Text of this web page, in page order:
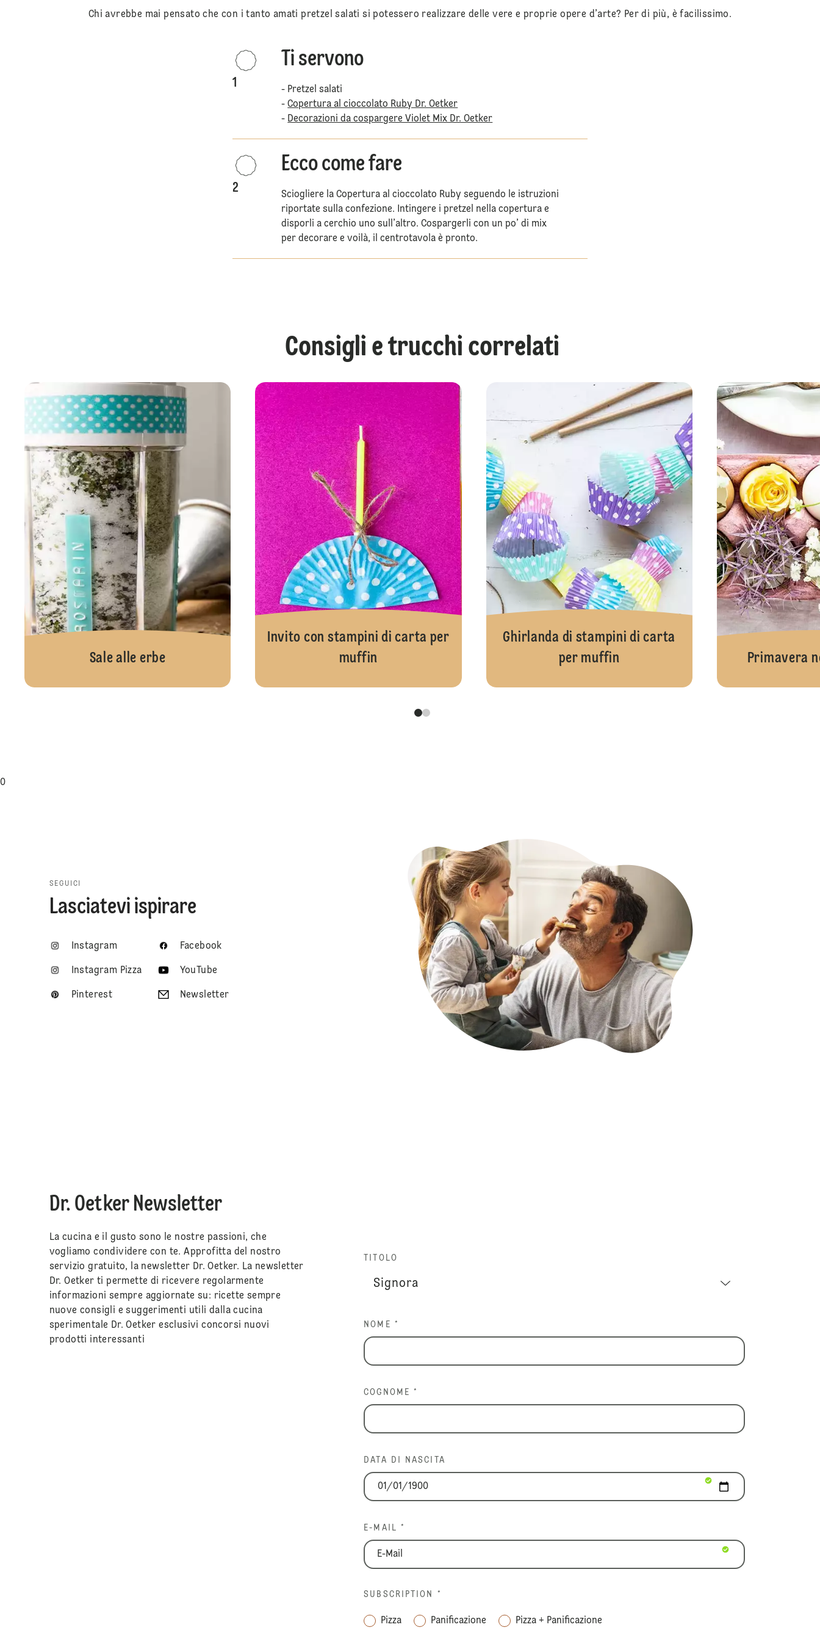
Chi avrebbe mai pensato che con i tanto amati pretzel salati si potessero realizzare delle vere e proprie opere d’arte? Per di più, è facilissimo.
1
Ti servono
- Pretzel salati
-Copertura al cioccolato Ruby Dr. Oetker
- Decorazioni da cospargere Violet Mix Dr. Oetker
2
Ecco come fare
Sciogliere la Copertura al cioccolato Ruby seguendo le istruzioni
riportate sulla confezione. Intingere i pretzel nella copertura e
disporli a cerchio uno sull’altro. Cospargerli con un po’ di mix
per decorare e voilà, il centrotavola è pronto.
Consigli e trucchi correlati
Sale alle erbe
Sale alle erbe
Invito con stampini di carta per
Invito con stampini di carta per
muffin
Ghirlanda di stampini di carta
per muffin
Primavera
0
SEGUICI
Lasciatevi ispirare
Instagram Facebook
Instagram Pizza YouTube
Pinterest Newsletter
Dr. Oetker Newsletter
La cucina e il gusto sono le nostre passioni, che
vogliamo condividere con te. Approfitta del nostro
servizio gratuito, la newsletter Dr. Oetker. La newsletter
Dr. Oetker ti permette di ricevere regolarmente
informazioni sempre aggiornate su: ricette sempre
nuove consigli e suggerimenti utili dalla cucina
sperimentale Dr. Oetker esclusivi concorsi nuovi
prodotti interessanti
TITOLO
NOME *
COGNOME *
DATA DI NASCITA
E-MAIL *
SUBSCRIPTION *
Pizza Panificazione Pizza + Panificazione